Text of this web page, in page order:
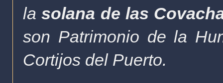
lasolana de las
son Patrimonio de la
Cortijos del Puerto.